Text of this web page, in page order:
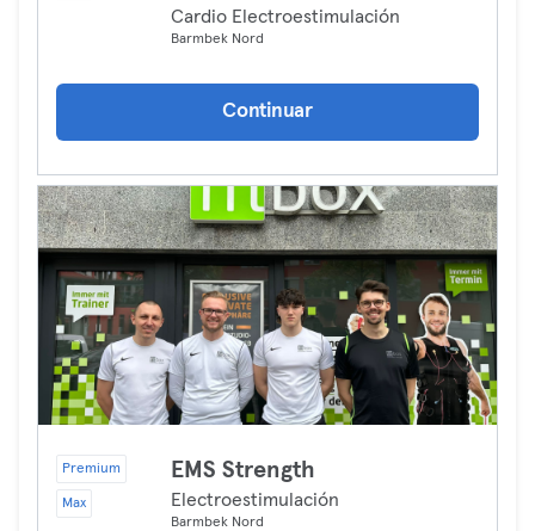
Cardio Electroestimulación
Barmbek Nord
Continuar
Premium
Max
EMS Strength
Electroestimulación
Barmbek Nord